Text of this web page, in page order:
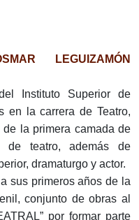
LEGUIZAMÓN
Instituto Superior de
en la carrera de Teatro,
de la primera camada de
de teatro, además de
dramaturgo y actor.
sus primeros años de la
conjunto de obras al
por formar parte